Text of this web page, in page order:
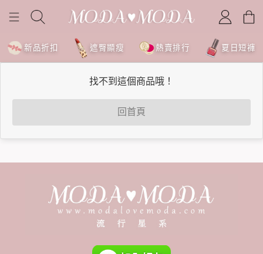
新品折扣 遮臀顯瘦 熱賣排行 夏日短褲
找不到這個商品哦！
回首頁